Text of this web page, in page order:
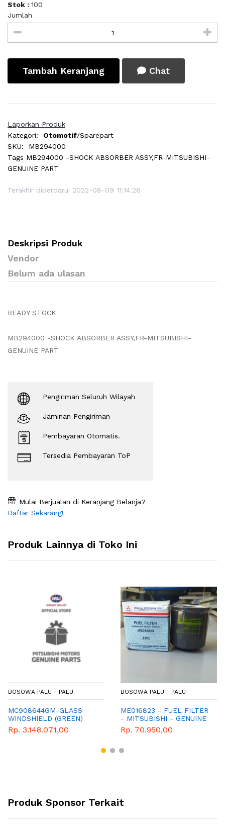
Stok : 100
Jumlah
Tambah Keranjang Chat
Laporkan Produk
Kategori:
Otomotif/Sparepart
SKU:
MB294000
Tags MB294000 -SHOCK ABSORBER ASSY,FR-MITSUBISHI-
GENUINE PART
Terakhir diperbarui 2022-08-09 11:14:26
Deskripsi Produk
Vendor
Belum ada ulasan
READY STOCK
MB294000 -SHOCK ABSORBER ASSY,FR-MITSUBISHI-
GENUINE PART
Pengiriman Seluruh Wilayah
Jaminan Pengiriman
Pembayaran Otomatis.
Tersedia Pembayaran ToP
Mulai Berjualan di Keranjang Belanja?
Daftar Sekarang!
Produk Lainnya di Toko Ini
BOSOWA PALU - PALU
MC908644GM-GLASS
WINDSHIELD (GREEN)
LAMIN -MITSUBISHI-
GENEUNE-PART
Rp. 3.148.071,00
BOSOWA PALU - PALU
ME016823 - FUEL FILTER
- MITSUBISHI - GENUINE
PARTS
Rp. 70.950,00
Produk Sponsor Terkait